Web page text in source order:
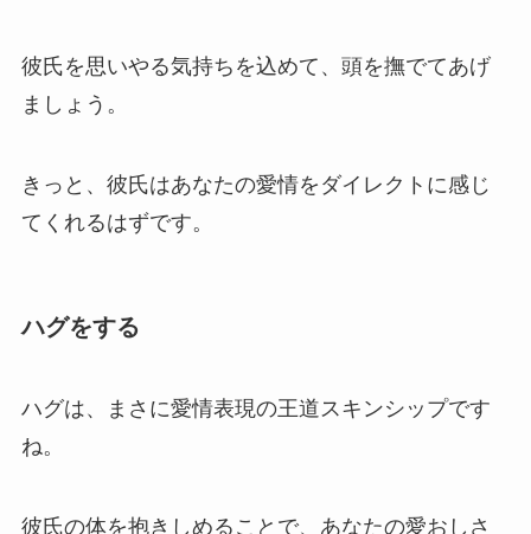
彼氏を思いやる気持ちを込めて、頭を撫でてあげ
ましょう。
きっと、彼氏はあなたの愛情をダイレクトに感じ
てくれるはずです。
ハグをする
ハグは、まさに愛情表現の王道スキンシップです
ね。
彼氏の体を抱きしめることで、あなたの愛おしさ